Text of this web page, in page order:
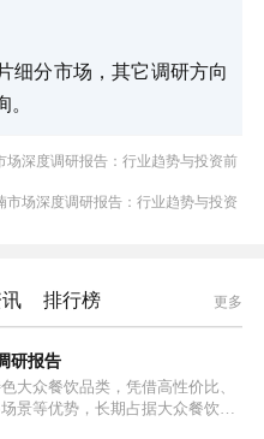
细分市场，其它调研方向
场深度调研报告：行业趋势与投资前
市场深度调研报告：行业趋势与投资
排行榜 更多
研报告
大众餐饮品类，凭借高性价比、
景等优势，长期占据大众餐饮重